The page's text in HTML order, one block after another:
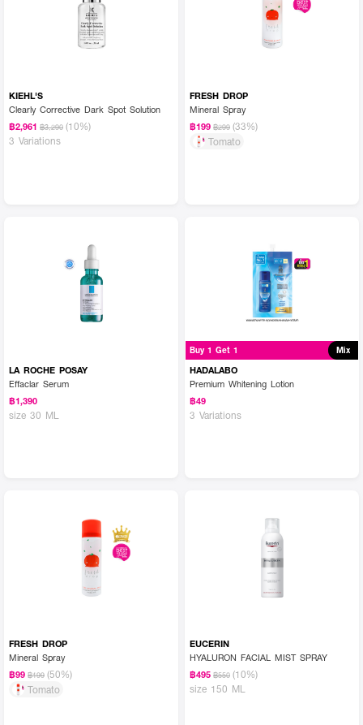
KIEHL'S
Clearly Corrective Dark Spot Solution
฿2,961 ฿3,290 (10%)
3 Variations
FRESH DROP
Mineral Spray
฿199 ฿299 (33%)
Tomato
LA ROCHE POSAY
Effaclar Serum
฿1,390
size 30 ML
Buy 1 Get 1 Mix
HADALABO
Premium Whitening Lotion
฿49
3 Variations
FRESH DROP
Mineral Spray
฿99 ฿199 (50%)
Tomato
EUCERIN
HYALURON FACIAL MIST SPRAY
฿495 ฿550 (10%)
size 150 ML